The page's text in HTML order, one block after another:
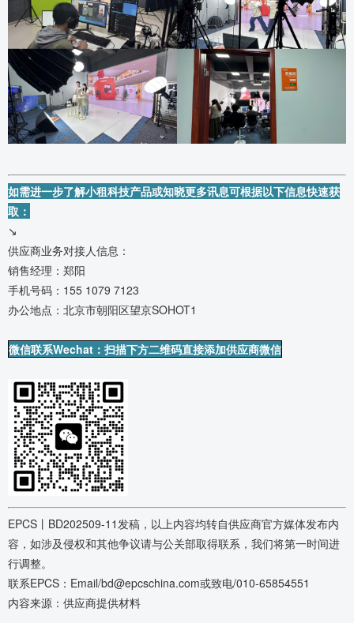
如需进一步了解小租科技产品或知晓更多讯息可根据以下信息快速获
取：
↘
供应商业务对接人信息：
销售经理：郑阳
手机号码：155 1079 7123
办公地点：北京市朝阳区望京SOHOT1
微信联系Wechat：扫描下方二维码直接添加供应商微信
EPCS丨BD202509-11发稿，以上内容均转自供应商官方媒体发布内
容，如涉及侵权和其他争议请与公关部取得联系，我们将第一时间进
行调整。
联系EPCS：Email/bd@epcschina.com或致电/010-65854551
内容来源：供应商提供材料